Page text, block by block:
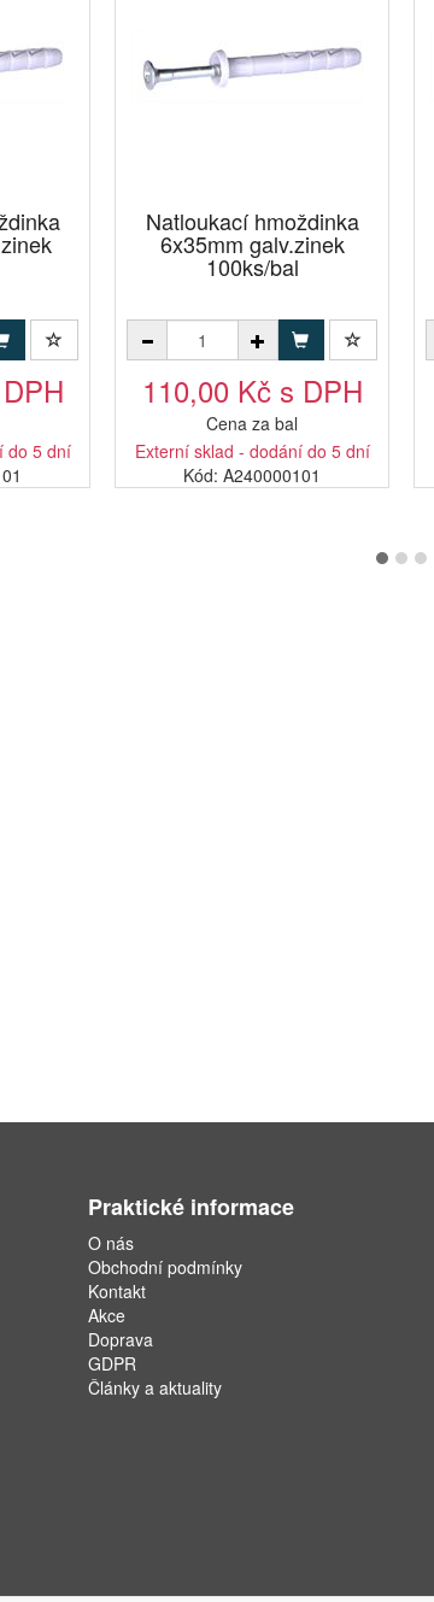
do 5 dní
Natloukací hmoždinka
6x35mm galv.zinek
100ks/bal
110,00 Kč s DPH
Cena za bal
Externí sklad - dodání do 5 dní
Kód: A240000101
Praktické informace
O nás
Obchodní podmínky
Kontakt
Akce
Doprava
GDPR
Články a aktuality